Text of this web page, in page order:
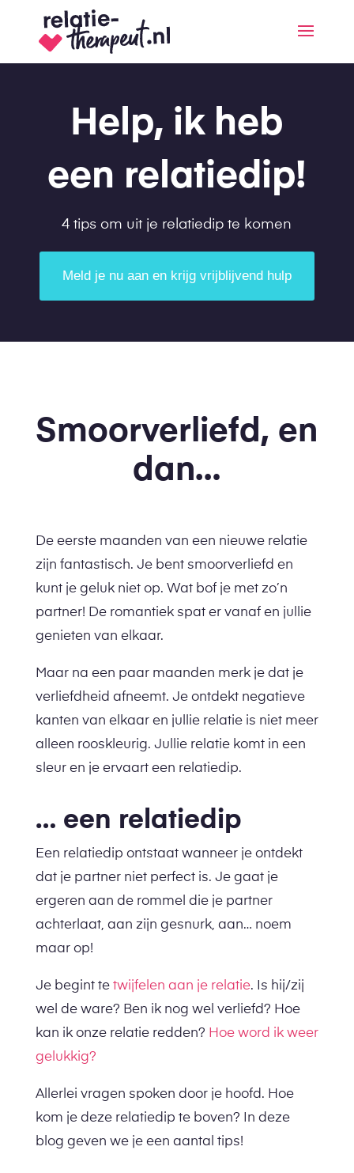
Help, ik heb
een relatiedip!
4 tips om uit je relatiedip te komen
Meld je nu aan en krijg vrijblijvend hulp
Smoorverliefd, en
dan…
De eerste maanden van een nieuwe relatie
zijn fantastisch. Je bent smoorverliefd en
kunt je geluk niet op. Wat bof je met zo’n
partner! De romantiek spat er vanaf en jullie
genieten van elkaar.
Maar na een paar maanden merk je dat je
verliefdheid afneemt. Je ontdekt negatieve
kanten van elkaar en jullie relatie is niet meer
alleen rooskleurig. Jullie relatie komt in een
sleur en je ervaart een relatiedip.
… een relatiedip
Een relatiedip ontstaat wanneer je ontdekt
dat je partner niet perfect is. Je gaat je
ergeren aan de rommel die je partner
achterlaat, aan zijn gesnurk, aan… noem
maar op!
Je begint te twijfelen aan je relatie. Is hij/zij
wel de ware? Ben ik nog wel verliefd? Hoe
kan ik onze relatie redden? Hoe word ik weer
gelukkig?
Allerlei vragen spoken door je hoofd. Hoe
kom je deze relatiedip te boven? In deze
blog geven we je een aantal tips!